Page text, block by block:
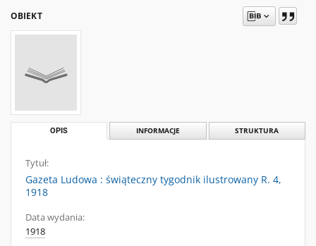
OBIEKT
OPIS INFORMACJE STRUKTURA
Tytuł:
Gazeta Ludowa : świąteczny tygodnik ilustrowany R. 4,
1918
Data wydania:
1918